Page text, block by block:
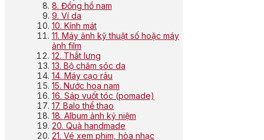
8. Đồng hồ nam
9. Ví da
10. Kính mát
11. Máy ảnh kỹ thuật số hoặc máy
ảnh film
12. Thắt lưng
13. Bộ chăm sóc da
14. Máy cạo râu
15. Nước hoa nam
16. Sáp vuốt tóc (pomade)
17. Balo thể thao
18. Album ảnh kỷ niệm
20. Quà handmade
21. Vé xem phim, hòa nhạc